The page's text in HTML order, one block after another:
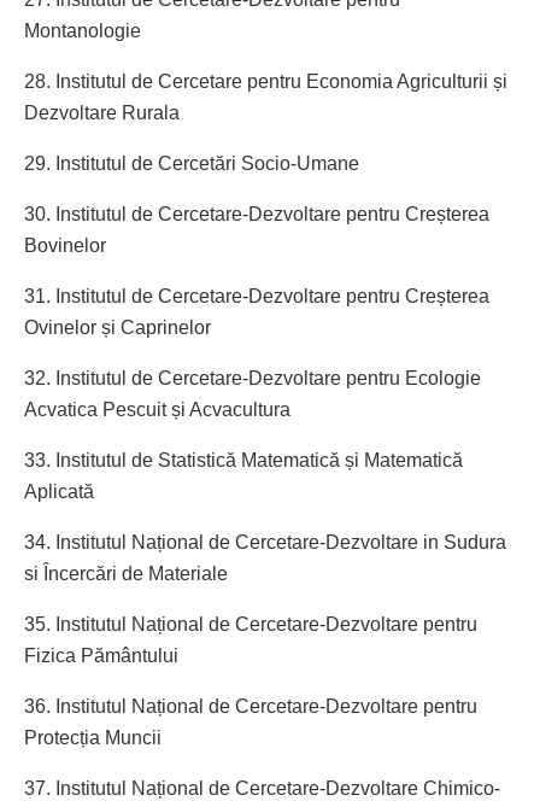
Montanologie
28. Institutul de Cercetare pentru Economia Agriculturii și
Dezvoltare Rurala
29. Institutul de Cercetări Socio-Umane
30. Institutul de Cercetare-Dezvoltare pentru Creșterea
Bovinelor
31. Institutul de Cercetare-Dezvoltare pentru Creșterea
Ovinelor și Caprinelor
32. Institutul de Cercetare-Dezvoltare pentru Ecologie
Acvatica Pescuit și Acvacultura
33. Institutul de Statistică Matematică și Matematică
Aplicată
34. Institutul Național de Cercetare-Dezvoltare in Sudura
si Încercări de Materiale
35. Institutul Național de Cercetare-Dezvoltare pentru
Fizica Pământului
36. Institutul Național de Cercetare-Dezvoltare pentru
Protecția Muncii
37. Institutul Național de Cercetare-Dezvoltare Chimico-